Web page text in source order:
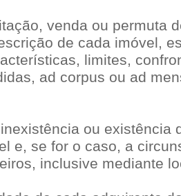
venda ou permuta
de cada imóvel,
limites,
ad corpus ou ad
ou existência
e, se for o caso, a
inclusive mediante